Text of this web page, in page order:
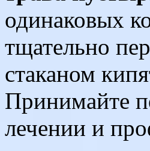
одинаковых
тщательно
стаканом
Принимайте
лечении и